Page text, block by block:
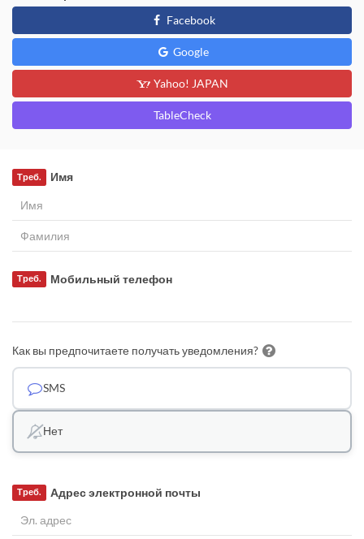
Facebook
Google
Yahoo! JAPAN
TableCheck
Имя
Треб.
Мобильный телефон
Треб.
Как вы предпочитаете получать уведомления?
SMS
Нет
Адрес электронной почты
Треб.